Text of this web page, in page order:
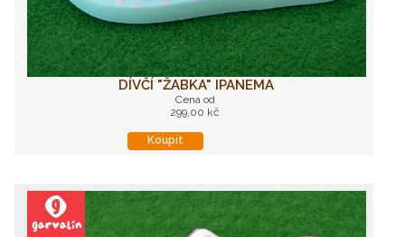
DÍVČÍ "ŽABKA" IPANEMA
Cena od
299,00 kč
Koupit